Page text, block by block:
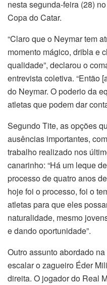
nesta segunda-feira (28)
Copa do Catar.
“Claro que o Neymar tem
momento mágico, dribla e
qualidade”, declarou o
entrevista coletiva. “Então
do Neymar. O poderio da
atletas que podem dar
Segundo Tite, as opções
ausências importantes,
trabalho realizado nos
canarinho: “Há um leque
processo de quatro anos
hoje foi o processo, foi o
atletas para que eles
naturalidade, mesmo
e dando oportunidade”.
Outro assunto abordado
escalar o zagueiro Éder
direita. O jogador do Real